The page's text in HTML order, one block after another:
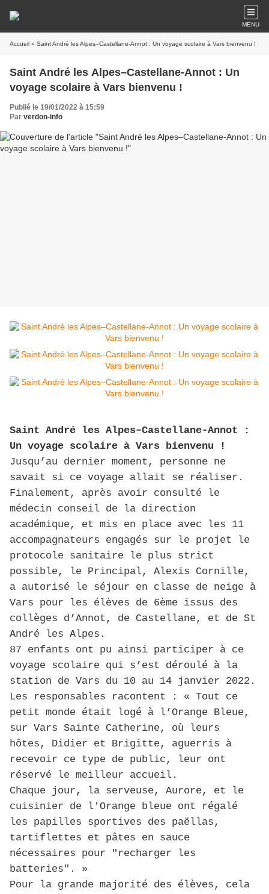
MENU
Accueil » Saint André les Alpes–Castellane-Annot : Un voyage scolaire à Vars bienvenu !
Saint André les Alpes–Castellane-Annot : Un
voyage scolaire à Vars bienvenu !
Publié le 19/01/2022 à 15:59
Par verdon-info
Saint André les Alpes–Castellane-Annot :
Un voyage scolaire à Vars bienvenu !
Jusqu’au dernier moment, personne ne
savait si ce voyage allait se réaliser.
Finalement, après avoir consulté le
médecin conseil de la direction
académique, et mis en place avec les 11
accompagnateurs engagés sur le projet le
protocole sanitaire le plus strict
possible, le Principal, Alexis Cornille,
a autorisé le séjour en classe de neige à
Vars pour les élèves de 6ème issus des
collèges d’Annot, de Castellane, et de St
André les Alpes.
87 enfants ont pu ainsi participer à ce
voyage scolaire qui s’est déroulé à la
station de Vars du 10 au 14 janvier 2022.
Les responsables racontent : « Tout ce
petit monde était logé à l’Orange Bleue,
sur Vars Sainte Catherine, où leurs
hôtes, Didier et Brigitte, aguerris à
recevoir ce type de public, leur ont
réservé le meilleur accueil.
Chaque jour, la serveuse, Aurore, et le
cuisinier de l'Orange bleue ont régalé
les papilles sportives des paëllas,
tartiflettes et pâtes en sauce
nécessaires pour "recharger les
batteries". »
Pour la grande majorité des élèves, cela